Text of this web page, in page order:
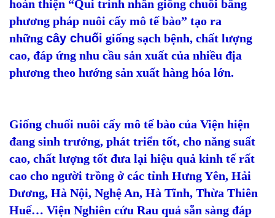
hoàn thiện “Qui trình nhân giống chuối bằng
phương pháp nuôi cấy mô tế bào” tạo ra
những cây chuối giống sạch bệnh, chất lượng
cao, đáp ứng nhu cầu sản xuất của nhiều địa
phương theo hướng sản xuất hàng hóa lớn.
Giống chuối nuôi cấy mô tế bào của Viện hiện
đang sinh trưởng, phát triển tốt, cho năng suất
cao, chất lượng tốt đưa lại hiệu quả kinh tế rất
cao cho người trồng ở các tỉnh Hưng Yên, Hải
Dương, Hà Nội, Nghệ An, Hà Tĩnh, Thừa Thiên
Huế… Viện Nghiên cứu Rau quả sẵn sàng đáp